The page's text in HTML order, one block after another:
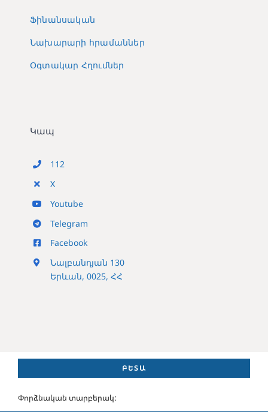
Ֆինանսական
Նախարարի հրամաններ
Օգտակար Հղումներ
Կապ
112
X
Youtube
Telegram
Facebook
Նալբանդյան 130
Երևան, 0025, ՀՀ
ԲԵՏԱ
Փորձնական տարբերակ: